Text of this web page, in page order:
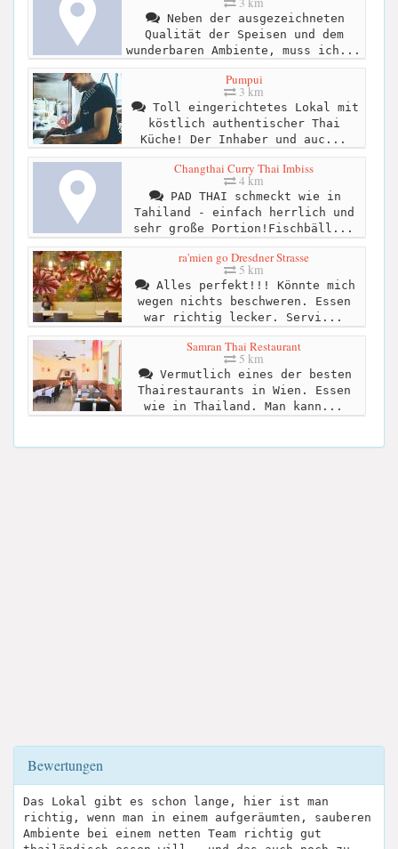
Neben der ausgezeichneten
Qualität der Speisen und dem
wunderbaren Ambiente, muss ich...
Pumpui
3 km
Toll eingerichtetes Lokal mit
köstlich authentischer Thai
Küche! Der Inhaber und auc...
Changthai Curry Thai Imbiss
4 km
PAD THAI schmeckt wie in
Tahiland - einfach herrlich und
sehr große Portion!Fischbäll...
ra'mien go Dresdner Strasse
5 km
Alles perfekt!!! Könnte mich
wegen nichts beschweren. Essen
war richtig lecker. Servi...
Samran Thai Restaurant
5 km
Vermutlich eines der besten
Thairestaurants in Wien. Essen
wie in Thailand. Man kann...
Bewertungen
Das Lokal gibt es schon lange, hier ist man
richtig, wenn man in einem aufgeräumten, sauberen
Ambiente bei einem netten Team richtig gut